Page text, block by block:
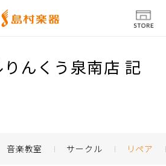
んくう泉南店 記
音楽教室 サークル リペア